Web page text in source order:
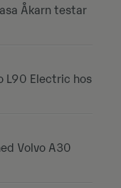
Åkarn testar
L90 Electric hos
Volvo A30